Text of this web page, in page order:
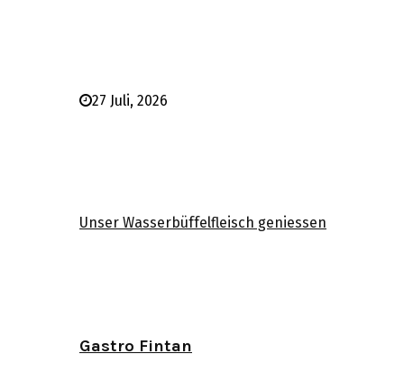
27 Juli, 2026
Unser Wasserbüffelfleisch geniessen
Gastro Fintan